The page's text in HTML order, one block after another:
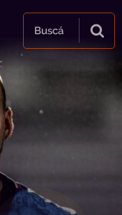
Buscá